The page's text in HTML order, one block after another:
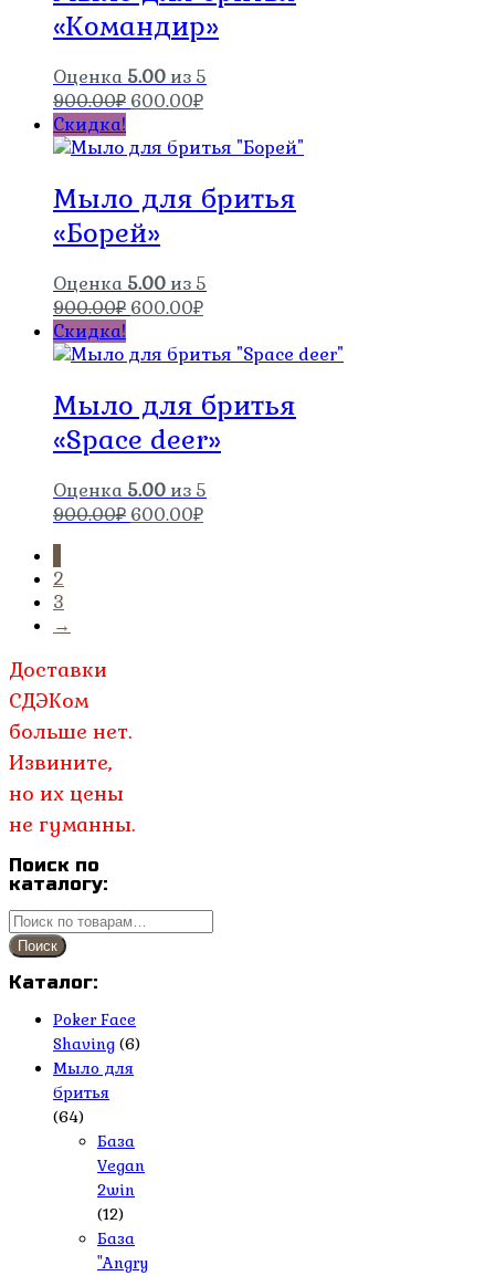
«Командир»
Оценка 5.00 из 5
900.00₽ Первоначальная
составляла
600.00₽Текущая
600.00₽.
Скидка!
Мыло для бритья
«Борей»
Оценка 5.00 из 5
900.00₽ Первоначальная
составляла
600.00₽Текущая
600.00₽.
Скидка!
Мыло для бритья
«Space deer»
Оценка 5.00 из 5
900.00₽ Первоначальная
600.00₽Текущая
2
3
→
Доставки
СДЭКом
больше нет.
Извините,
но их цены
не гуманны.
Поиск по
каталогу:
Искать:
Поиск
Каталог:
Poker Face
Shaving (6)
Мыло для
бритья
(64)
База
Vegan
2win
(12)
База
"Angry